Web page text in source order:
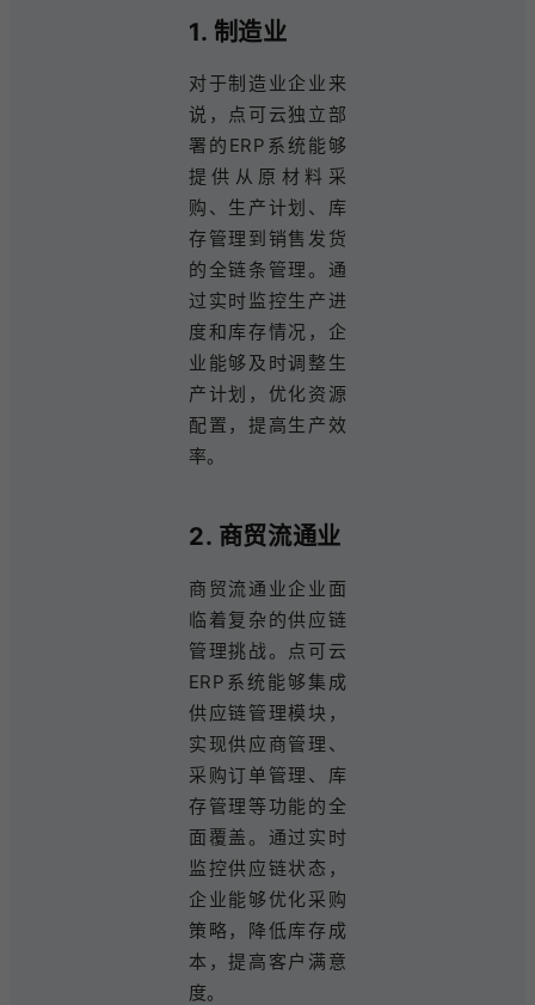
1. 制造业
对于制造业企业来
说，点可云独立部
署的ERP系统能够
提供从原材料采
购、生产计划、库
存管理到销售发货
的全链条管理。通
过实时监控生产进
度和库存情况，企
业能够及时调整生
产计划，优化资源
配置，提高生产效
率。
2. 商贸流通业
商贸流通业企业面
临着复杂的供应链
管理挑战。点可云
ERP系统能够集成
供应链管理模块，
实现供应商管理、
采购订单管理、库
存管理等功能的全
面覆盖。通过实时
监控供应链状态，
企业能够优化采购
策略，降低库存成
本，提高客户满意
度。